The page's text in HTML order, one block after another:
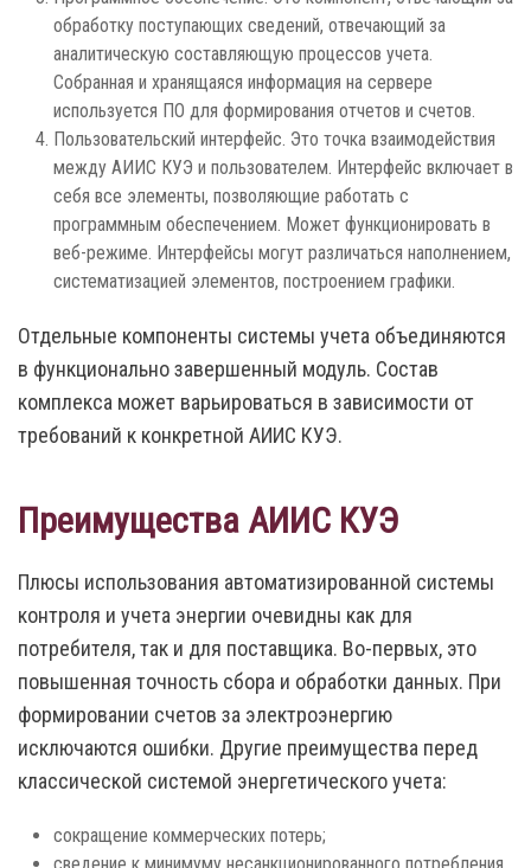
обработку поступающих сведений, отвечающий за
аналитическую составляющую процессов учета.
Собранная и хранящаяся информация на сервере
используется ПО для формирования отчетов и счетов.
Пользовательский интерфейс. Это точка взаимодействия
между АИИС КУЭ и пользователем. Интерфейс включает в
себя все элементы, позволяющие работать с
программным обеспечением. Может функционировать в
веб-режиме. Интерфейсы могут различаться наполнением,
систематизацией элементов, построением графики.
Отдельные компоненты системы учета объединяются
в функционально завершенный модуль. Состав
комплекса может варьироваться в зависимости от
требований к конкретной АИИС КУЭ.
Преимущества АИИС КУЭ
Плюсы использования автоматизированной системы
контроля и учета энергии очевидны как для
потребителя, так и для поставщика. Во-первых, это
повышенная точность сбора и обработки данных. При
формировании счетов за электроэнергию
исключаются ошибки. Другие преимущества перед
классической системой энергетического учета:
сокращение коммерческих потерь;